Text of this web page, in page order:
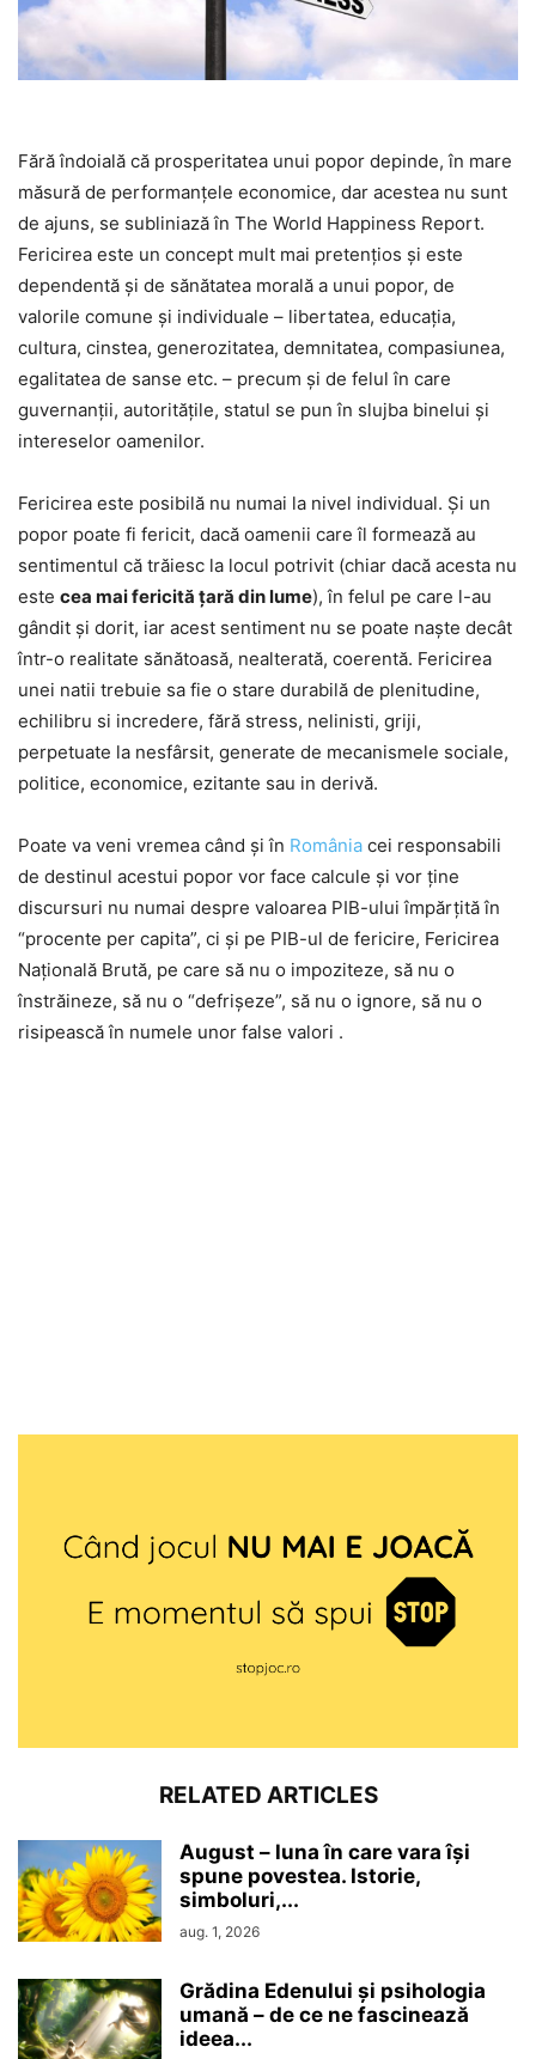
Fără îndoială că prosperitatea unui popor depinde, în mare
măsură de performanţele economice, dar acestea nu sunt
de ajuns, se subliniază în The World Happiness Report.
Fericirea este un concept mult mai pretenţios şi este
dependentă şi de sănătatea morală a unui popor, de
valorile comune şi individuale – libertatea, educaţia,
cultura, cinstea, generozitatea, demnitatea, compasiunea,
egalitatea de sanse etc. – precum şi de felul în care
guvernanţii, autorităţile, statul se pun în slujba binelui şi
intereselor oamenilor.
Fericirea este posibilă nu numai la nivel individual. Şi un
popor poate fi fericit, dacă oamenii care îl formează au
sentimentul că trăiesc la locul potrivit (chiar dacă acesta nu
este cea mai fericită ţară din lume), în felul pe care l-au
gândit şi dorit, iar acest sentiment nu se poate naşte decât
într-o realitate sănătoasă, nealterată, coerentă. Fericirea
unei natii trebuie sa fie o stare durabilă de plenitudine,
echilibru si incredere, fără stress, nelinisti, griji,
perpetuate la nesfârsit, generate de mecanismele sociale,
politice, economice, ezitante sau in derivă.
Poate va veni vremea când şi în România cei responsabili
de destinul acestui popor vor face calcule şi vor ţine
discursuri nu numai despre valoarea PIB-ului împărţită în
“procente per capita”, ci şi pe PIB-ul de fericire, Fericirea
Naţională Brută, pe care să nu o impoziteze, să nu o
înstrăineze, să nu o “defrişeze”, să nu o ignore, să nu o
risipească în numele unor false valori .
RELATED ARTICLES
August – luna în care vara își
spune povestea. Istorie,
simboluri,...
aug. 1, 2026
Grădina Edenului și psihologia
umană – de ce ne fascinează
ideea...